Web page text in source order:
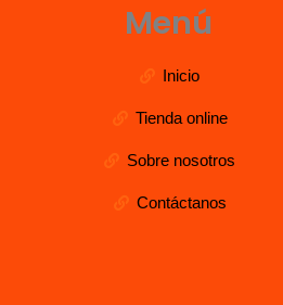
Menú
Inicio
Tienda online
Sobre nosotros
Contáctanos